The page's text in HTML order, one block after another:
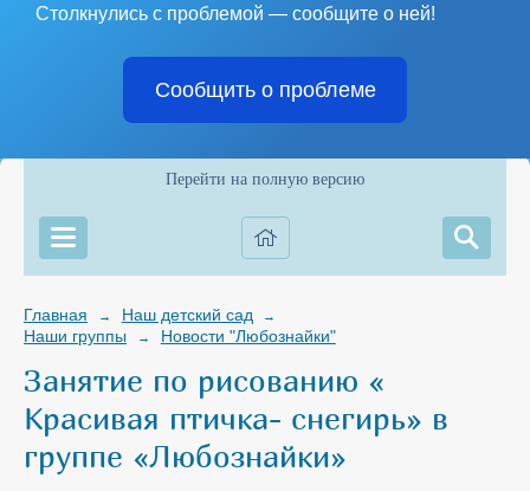
Столкнулись с проблемой — сообщите о ней!
Сообщить о проблеме
Перейти на полную версию
Главная → Наш детский сад →
Наши группы → Новости "Любознайки"
Занятие по рисованию «
Красивая птичка- снегирь» в
группе «Любознайки»